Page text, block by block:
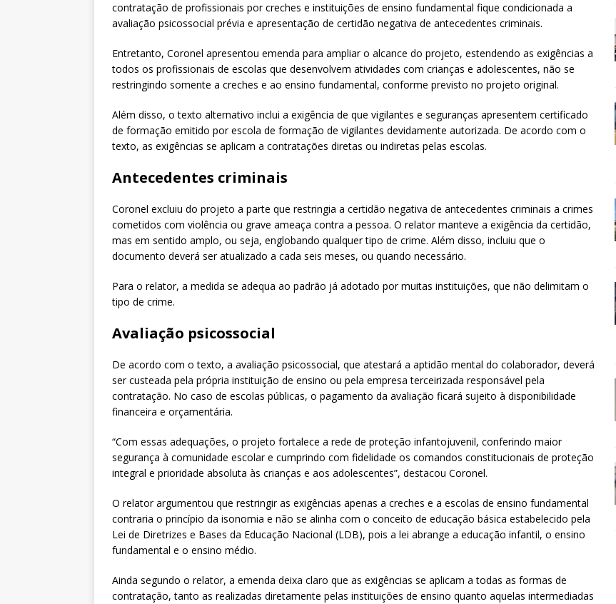
contratação de profissionais por creches e instituições de ensino fundamental fique condicionada a
avaliação psicossocial prévia e apresentação de certidão negativa de antecedentes criminais.
Entretanto, Coronel apresentou emenda para ampliar o alcance do projeto, estendendo as exigências a
todos os profissionais de escolas que desenvolvem atividades com crianças e adolescentes, não se
restringindo somente a creches e ao ensino fundamental, conforme previsto no projeto original.
Além disso, o texto alternativo inclui a exigência de que vigilantes e seguranças apresentem certificado
de formação emitido por escola de formação de vigilantes devidamente autorizada. De acordo com o
texto, as exigências se aplicam a contratações diretas ou indiretas pelas escolas.
Antecedentes criminais
Coronel excluiu do projeto a parte que restringia a certidão negativa de antecedentes criminais a crimes
cometidos com violência ou grave ameaça contra a pessoa. O relator manteve a exigência da certidão,
mas em sentido amplo, ou seja, englobando qualquer tipo de crime. Além disso, incluiu que o
documento deverá ser atualizado a cada seis meses, ou quando necessário.
Para o relator, a medida se adequa ao padrão já adotado por muitas instituições, que não delimitam o
tipo de crime.
Avaliação psicossocial
De acordo com o texto, a avaliação psicossocial, que atestará a aptidão mental do colaborador, deverá
ser custeada pela própria instituição de ensino ou pela empresa terceirizada responsável pela
contratação. No caso de escolas públicas, o pagamento da avaliação ficará sujeito à disponibilidade
financeira e orçamentária.
“Com essas adequações, o projeto fortalece a rede de proteção infantojuvenil, conferindo maior
segurança à comunidade escolar e cumprindo com fidelidade os comandos constitucionais de proteção
integral e prioridade absoluta às crianças e aos adolescentes”, destacou Coronel.
O relator argumentou que restringir as exigências apenas a creches e a escolas de ensino fundamental
contraria o princípio da isonomia e não se alinha com o conceito de educação básica estabelecido pela
Lei de Diretrizes e Bases da Educação Nacional (LDB), pois a lei abrange a educação infantil, o ensino
fundamental e o ensino médio.
Ainda segundo o relator, a emenda deixa claro que as exigências se aplicam a todas as formas de
contratação, tanto as realizadas diretamente pelas instituições de ensino quanto aquelas intermediadas